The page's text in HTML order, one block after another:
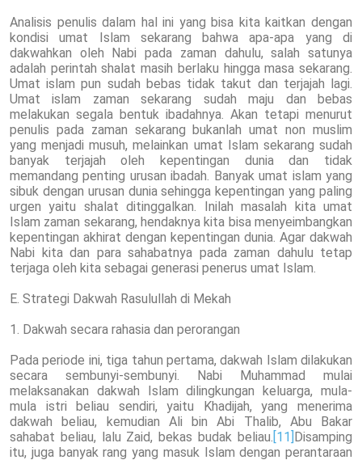
Analisis penulis dalam hal ini yang bisa kita kaitkan dengan
kondisi umat Islam sekarang bahwa apa-apa yang di
dakwahkan oleh Nabi pada zaman dahulu, salah satunya
adalah perintah shalat masih berlaku hingga masa sekarang.
Umat islam pun sudah bebas tidak takut dan terjajah lagi.
Umat islam zaman sekarang sudah maju dan bebas
melakukan segala bentuk ibadahnya. Akan tetapi menurut
penulis pada zaman sekarang bukanlah umat non muslim
yang menjadi musuh, melainkan umat Islam sekarang sudah
banyak terjajah oleh kepentingan dunia dan tidak
memandang penting urusan ibadah. Banyak umat islam yang
sibuk dengan urusan dunia sehingga kepentingan yang paling
urgen yaitu shalat ditinggalkan. Inilah masalah kita umat
Islam zaman sekarang, hendaknya kita bisa menyeimbangkan
kepentingan akhirat dengan kepentingan dunia. Agar dakwah
Nabi kita dan para sahabatnya pada zaman dahulu tetap
terjaga oleh kita sebagai generasi penerus umat Islam.
E. Strategi Dakwah Rasulullah di Mekah
1. Dakwah secara rahasia dan perorangan
Pada periode ini, tiga tahun pertama, dakwah Islam dilakukan
secara sembunyi-sembunyi. Nabi Muhammad mulai
melaksanakan dakwah Islam dilingkungan keluarga, mula-
mula istri beliau sendiri, yaitu Khadijah, yang menerima
dakwah beliau, kemudian Ali bin Abi Thalib, Abu Bakar
sahabat beliau, lalu Zaid, bekas budak beliau. [11]Disamping
itu, juga banyak rang yang masuk Islam dengan perantaraan